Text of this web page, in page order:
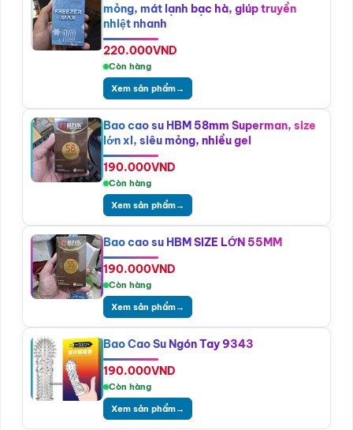
mỏng, mát lạnh bạc hà, giúp truyền
nhiệt nhanh
220.000VND
Còn hàng
Xem sản phẩm→
Bao cao su HBM 58mm Superman, size
lớn xl, siêu mỏng, nhiều gel
190.000VND
Còn hàng
Xem sản phẩm→
Bao cao su HBM SIZE LỚN 55MM
190.000VND
Còn hàng
Xem sản phẩm→
Bao Cao Su Ngón Tay 9343
190.000VND
Còn hàng
Xem sản phẩm→